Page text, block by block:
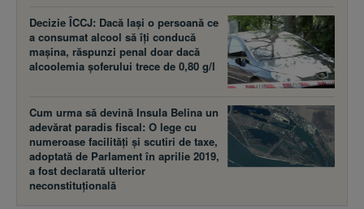
Decizie ÎCCJ: Dacă laşi o persoană ce
a consumat alcool să îţi conducă
maşina, răspunzi penal doar dacă
alcoolemia şoferului trece de 0,80 g/l
Cum urma să devină Insula Belina un
adevărat paradis fiscal: O lege cu
numeroase facilităţi şi scutiri de taxe,
adoptată de Parlament în aprilie 2019,
a fost declarată ulterior
neconstituţională